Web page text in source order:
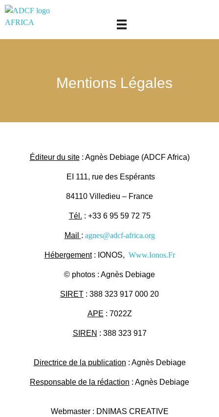
Mentions Légales
Éditeur du site: Agnès Debiage (ADCF Africa)
EI 111, rue des Espérants
84110 Villedieu – France
Tél. : +33 6 95 59 72 75
Mail : agnes@adcf-africa.org
Hébergement: IONOS, Www.Ionos.Fr
© photos : Agnès Debiage
SIRET : 388 323 917 000 20
APE : 7022Z
SIREN : 388 323 917
Directrice de la publication : Agnès Debiage
Responsable de la rédaction : Agnès Debiage
Webmaster : DNIMAS CREATIVE